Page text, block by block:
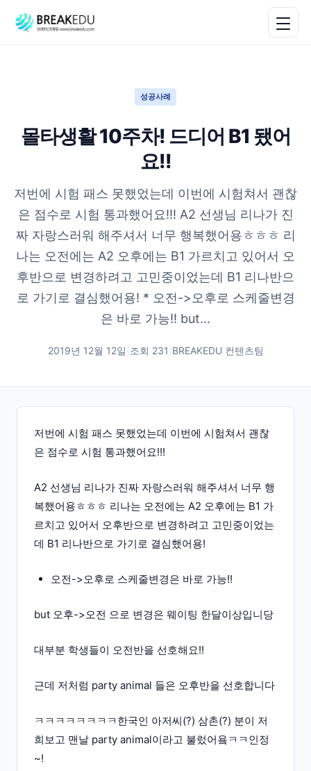
성공사례
몰타생활 10주차! 드디어 B1 됐어
요!!
저번에 시험 패스 못했었는데 이번에 시험쳐서 괜찮
은 점수로 시험 통과했어요!!! A2 선생님 리나가 진
짜 자랑스러워 해주셔서 너무 행복했어용ㅎㅎㅎ 리
나는 오전에는 A2 오후에는 B1 가르치고 있어서 오
후반으로 변경하려고 고민중이었는데 B1 리나반으
로 가기로 결심했어용! * 오전->오후로 스케줄변경
은 바로 가능!! but...
2019년 12월 12일 조회 231 BREAKEDU 컨텐츠팀
저번에 시험 패스 못했었는데 이번에 시험쳐서 괜찮
은 점수로 시험 통과했어요!!!
A2 선생님 리나가 진짜 자랑스러워 해주셔서 너무 행
복했어용ㅎㅎㅎ 리나는 오전에는 A2 오후에는 B1 가
르치고 있어서 오후반으로 변경하려고 고민중이었는
데 B1 리나반으로 가기로 결심했어용!
오전->오후로 스케줄변경은 바로 가능!!
but 오후->오전 으로 변경은 웨이팅 한달이상입니당
대부분 학생들이 오전반을 선호해요!!
근데 저처럼 party animal 들은 오후반을 선호합니다
ㅋㅋㅋㅋㅋㅋㅋㅋ한국인 아저씨(?) 삼촌(?) 분이 저
희보고 맨날 party animal이라고 불렀어욬ㅋㅋ인정
~!